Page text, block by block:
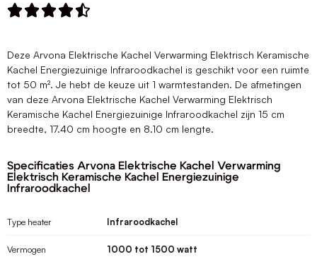

Deze Arvona Elektrische Kachel Verwarming Elektrisch Keramische
Kachel Energiezuinige Infraroodkachel is geschikt voor een ruimte
tot 50 m². Je hebt de keuze uit 1 warmtestanden. De afmetingen
van deze Arvona Elektrische Kachel Verwarming Elektrisch
Keramische Kachel Energiezuinige Infraroodkachel zijn 15 cm
breedte, 17.40 cm hoogte en 8.10 cm lengte.
Specificaties Arvona Elektrische Kachel Verwarming
Elektrisch Keramische Kachel Energiezuinige
Infraroodkachel
Type heater Infraroodkachel
Vermogen 1000 tot 1500 watt